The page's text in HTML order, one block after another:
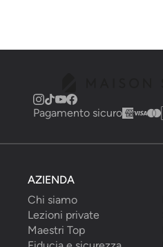
Pagamento sicuro
AZIENDA
Chi siamo
Lezioni private
Maestri Top